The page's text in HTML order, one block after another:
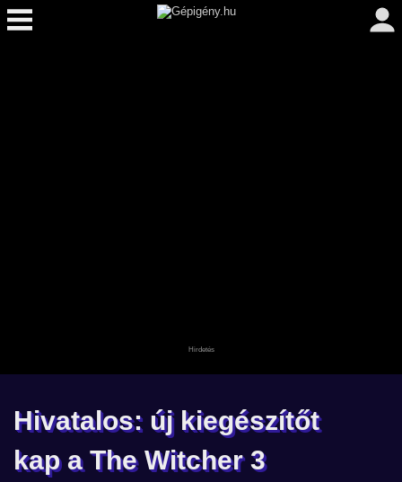
Hivatalos: új kiegészítőt
kap a The Witcher 3